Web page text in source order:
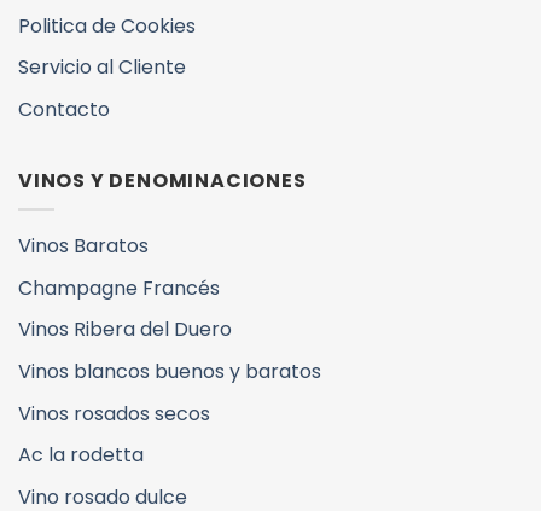
Politica de Cookies
Servicio al Cliente
Contacto
VINOS Y DENOMINACIONES
Vinos Baratos
Champagne Francés
Vinos Ribera del Duero
Vinos blancos buenos y baratos
Vinos rosados secos
Ac la rodetta
Vino rosado dulce